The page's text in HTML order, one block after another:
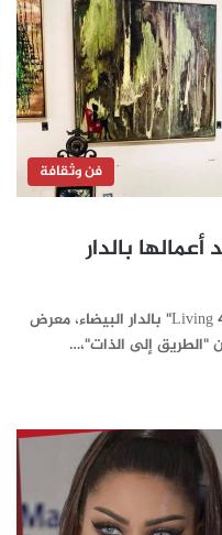
فن وثقافة
بالدار
افتتح، مساء أمس الجمعة برواق "Living 4 ART" بالدار البيضاء، معرض
"الطريق إلى الذات"،…